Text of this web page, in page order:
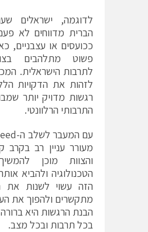
לדוגמה, ישראלים
הברית מדווחים לא
ככועסים או עצבניים,
פשוט מתלהבים
לתרבות הישראלית.
לזהות את הדקויות
רגשות מדויק יותר
התרבותי הרלוונטי.
מעורר עניין רב בקרב
והצוות מוכן
הטכנולוגיה ולהביא
הזה עשוי לשנות את
מתקשרים ולהפוך את
הבנת הרגשות היא
בכל תרבות ובכל מצב.